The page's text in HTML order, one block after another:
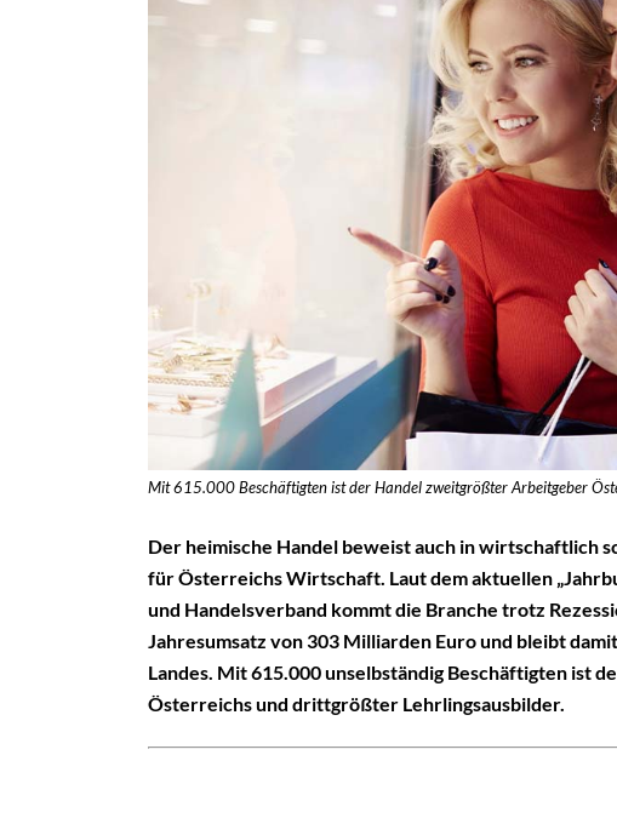
Mit 615.000 Beschäftigten ist der Handel zweitgrößter Arbeitgeber
Der heimische Handel beweist auch in wirtschaftlich
für Österreichs Wirtschaft. Laut dem aktuellen
und Handelsverband kommt die Branche trotz
Jahresumsatz von 303 Milliarden Euro und bleibt
Landes. Mit 615.000 unselbständig Beschäftigten ist
Österreichs und drittgrößter Lehrlingsausbilder.